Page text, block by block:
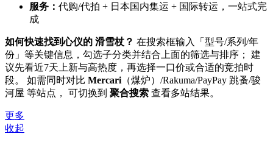
服务： 代购/代拍 + 日本国内集运 + 国际转运，一站式完
成
如何快速找到心仪的 滑雪杖？ 在搜索框输入「型号/系列/年
份」等关键信息，勾选子分类并结合上面的筛选与排序； 建
议先看近7天上新与高热度，再选择一口价或合适的竞拍时
段。 如需同时对比 Mercari （煤炉）/Rakuma/PayPay 跳蚤/骏
河屋 等站点， 可切换到 聚合搜索 查看多站结果。
更多
收起